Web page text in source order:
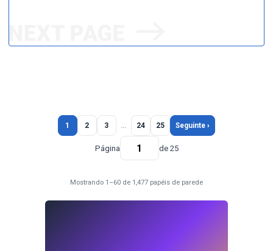
1 2 3 … 24 25 Seguinte ›
Página de 25
Mostrando 1–60 de 1,477 papéis de parede